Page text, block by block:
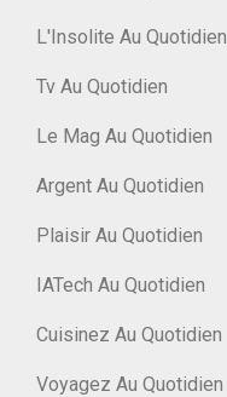
L'Insolite Au Quotidien
Tv Au Quotidien
Le Mag Au Quotidien
Argent Au Quotidien
Plaisir Au Quotidien
IATech Au Quotidien
Cuisinez Au Quotidien
Voyagez Au Quotidien